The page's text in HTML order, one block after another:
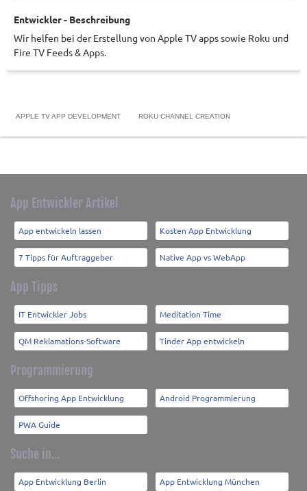
Entwickler - Beschreibung
Wir helfen bei der Erstellung von Apple TV apps sowie Roku und
Fire TV Feeds & Apps.
APPLE TV APP DEVELOPMENT ROKU CHANNEL CREATION
App Entwickler Artikel
App entwickeln lassen Kosten App Entwicklung
7 Tipps für Auftraggeber Native App vs WebApp
App Tipps
IT Entwickler Jobs Meditation Time
QM Reklamations-Software Tinder App entwickeln
Programmierung
Offshoring App Entwicklung Android Programmierung
PWA Guide
Suche in...
App Entwicklung Berlin App Entwicklung München